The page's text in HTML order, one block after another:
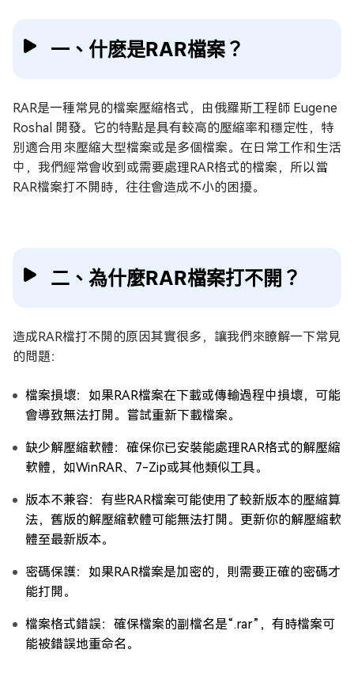
一、什麽是RAR檔案？
RAR是一種常見的檔案壓縮格式，由俄羅斯工程師 Eugene
Roshal 開發。它的特點是具有較高的壓縮率和穩定性，特
別適合用來壓縮大型檔案或是多個檔案。在日常工作和生活
中，我們經常會收到或需要處理RAR格式的檔案，所以當
RAR檔案打不開時，往往會造成不小的困擾。
二、為什麼RAR檔案打不開？
造成RAR檔打不開的原因其實很多，讓我們來瞭解一下常見
的問題：
檔案損壞：如果RAR檔案在下載或傳輸過程中損壞，可能
會導致無法打開。嘗試重新下載檔案。
缺少解壓縮軟體：確保你已安裝能處理RAR格式的解壓縮
軟體，如WinRAR、7-Zip或其他類似工具。
版本不兼容：有些RAR檔案可能使用了較新版本的壓縮算
法，舊版的解壓縮軟體可能無法打開。更新你的解壓縮軟
體至最新版本。
密碼保護：如果RAR檔案是加密的，則需要正確的密碼才
能打開。
檔案格式錯誤：確保檔案的副檔名是“.rar”，有時檔案可
能被錯誤地重命名。